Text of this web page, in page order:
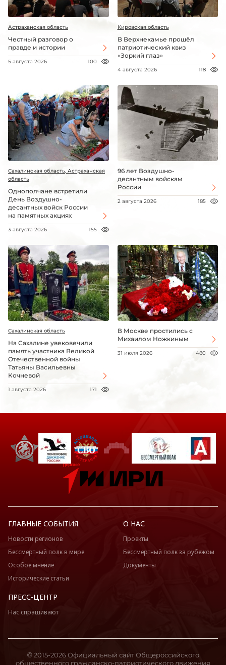
Астраханская область
Честный разговор о
правде и истории
5 августа 2026 100
Кировская область
В Верхнекамье прошёл
патриотический квиз
«Зоркий глаз»
4 августа 2026 118
Сахалинская область, Астраханская
область
Однополчане встретили
День Воздушно-
десантных войск России
на памятных акциях
3 августа 2026 155
96 лет Воздушно-
десантным войскам
России
2 августа 2026 185
Сахалинская область
На Сахалине увековечили
память участника Великой
Отечественной войны
Татьяны Васильевны
Кочневой
1 августа 2026 171
В Москве простились с
Михаилом Ножкиным
31 июля 2026 480
ГЛАВНЫЕ СОБЫТИЯ
Новости регионов
Бессмертный полк в мире
Особое мнение
Исторические статьи
О НАС
Проекты
Бессмертный полк за рубежом
Документы
ПРЕСС-ЦЕНТР
Нас спрашивают
© 2015-2026 Официальный сайт Общероссийского
общественного гражданско-патриотического движения